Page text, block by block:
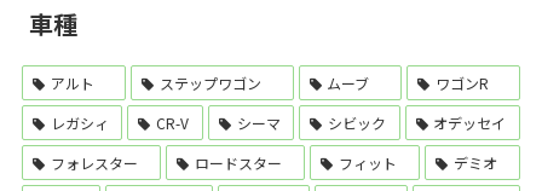
車種
アルト ステップワゴン ムーブ
ワゴンR
レガシィ
CR-V シーマ シビック
オデッセイ
フォレスター
ロードスター フィット
デミオ